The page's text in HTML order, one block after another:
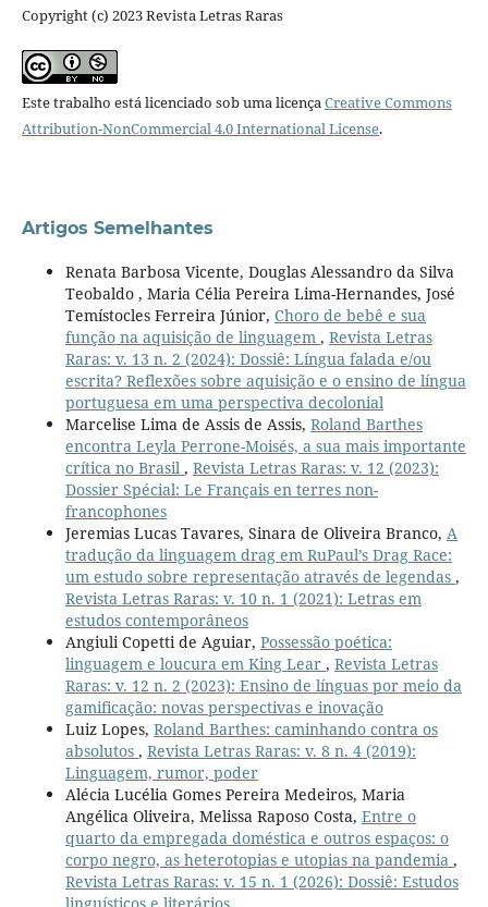
Copyright (c) 2023 Revista Letras Raras
Este trabalho está licenciado sob uma licençaCreative Commons
Attribution-NonCommercial 4.0 International License.
Artigos Semelhantes
Renata Barbosa Vicente, Douglas Alessandro da Silva
Teobaldo , Maria Célia Pereira Lima-Hernandes, José
Temístocles Ferreira Júnior, Choro de bebê e sua
função na aquisição de linguagem , Revista Letras
Raras: v. 13 n. 2 (2024): Dossiê: Língua falada e/ou
escrita? Reflexões sobre aquisição e o ensino de língua
portuguesa em uma perspectiva decolonial
Marcelise Lima de Assis de Assis, Roland Barthes
encontra Leyla Perrone-Moisés, a sua mais importante
crítica no Brasil , Revista Letras Raras: v. 12 (2023):
Dossier Spécial: Le Français en terres non-
francophones
Jeremias Lucas Tavares, Sinara de Oliveira Branco, A
tradução da linguagem drag em RuPaul’s Drag Race:
um estudo sobre representação através de legendas ,
Revista Letras Raras: v. 10 n. 1 (2021): Letras em
estudos contemporâneos
Angiuli Copetti de Aguiar, Possessão poética:
linguagem e loucura em King Lear , Revista Letras
Raras: v. 12 n. 2 (2023): Ensino de línguas por meio da
gamificação: novas perspectivas e inovação
Luiz Lopes, Roland Barthes: caminhando contra os
absolutos , Revista Letras Raras: v. 8 n. 4 (2019):
Linguagem, rumor, poder
Alécia Lucélia Gomes Pereira Medeiros, Maria
Angélica Oliveira, Melissa Raposo Costa, Entre o
quarto da empregada doméstica e outros espaços: o
corpo negro, as heterotopias e utopias na pandemia ,
Revista Letras Raras: v. 15 n. 1 (2026): Dossiê: Estudos